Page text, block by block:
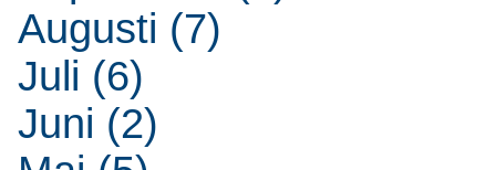
Augusti (7)
Juli (6)
Juni (2)